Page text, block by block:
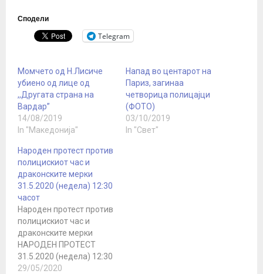
Сподели
Telegram
Момчето од Н.Лисиче
убиено од лице од
,,Другата страна на
Вардар”
14/08/2019
In "Македонија"
Напад во центарот на
Париз, загинаа
четворица полицајци
(ФОТО)
03/10/2019
In "Свет"
Народен протест против
полицискиот час и
драконските мерки
31.5.2020 (недела) 12:30
часот
Народен протест против
полицискиот час и
драконските мерки
НАРОДЕН ПРОТЕСТ
31.5.2020 (недела) 12:30
часот, збирно место
29/05/2020